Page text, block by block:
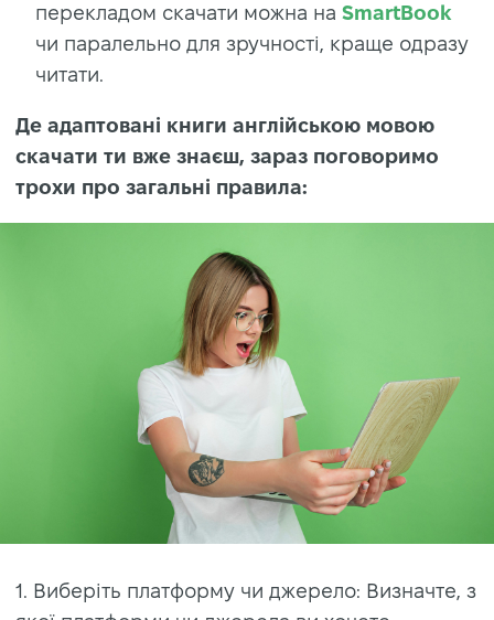
перекладом скачати можна на SmartBook
чи паралельно для зручності, краще одразу
читати.
Де адаптовані книги англійською мовою
скачати ти вже знаєш, зараз поговоримо
трохи про загальні правила:
1. Виберіть платформу чи джерело: Визначте, з